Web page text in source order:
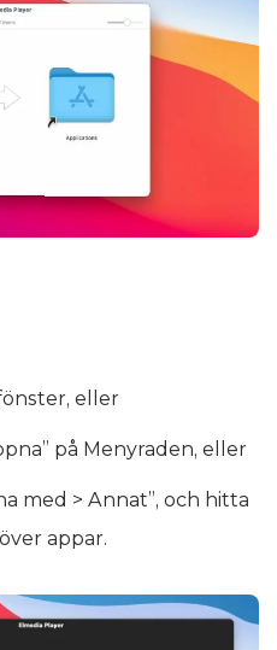
eller
på Menyraden, eller
med > Annat”, och hitta
appar.